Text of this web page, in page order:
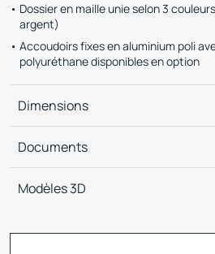
Dossier en maille unie selon 3
argent)
Accoudoirs fixes en aluminium poli
polyuréthane disponibles en option
Dimensions
Documents
Modèles 3D